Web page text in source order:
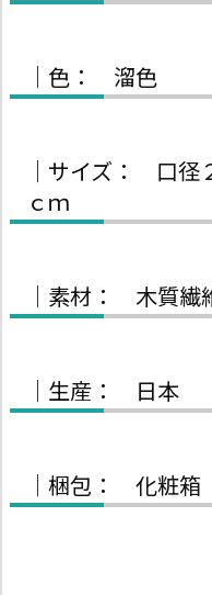
｜色： 溜色
｜サイズ： 口径
ｃｍ
｜素材： 木質繊
｜生産： 日本
｜梱包： 化粧箱